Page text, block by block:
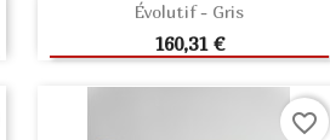
Évolutif - Gris
Prix
160,31 €
AJOUTER AU PANIER
favorite_border